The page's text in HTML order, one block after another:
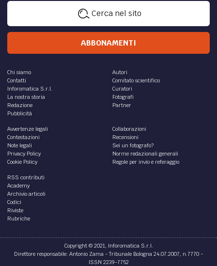
Cerca nel sito
ABBONAMENTI
Chi siamo
Contatti
Inforomatica S.r.l.
La nostra storia
Redazione
Pubblicità
Autori
Comitato scientifico
Curatori
Fotografi
Partner
Avvertenze legali
Contestazioni
Note legali
Privacy Policy
Cookie Policy
Collaborazioni
Recensioni
Sei un fotografo?
Norme redazionali generali
Regole per invio e referaggio
RSS contributi
Academy
Archivio articoli
Codici
Riviste
Rubriche
Copyright © 2021, Inforomatica S.r.l.
Direttore responsabile: Antonio Zama - Tribunale Bologna 24.07.2007, n.7770 -
ISSN 2239-7752